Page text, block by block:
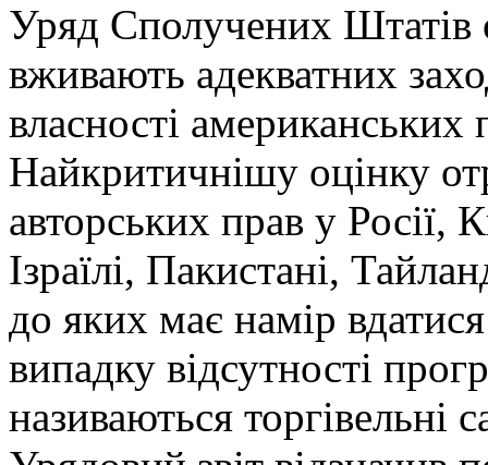
Уряд Сполучених Штатів
вживають адекватних
власності американських
Найкритичнішу оцінку
авторських прав у Росії,
Ізраїлі, Пакистані,
до яких має намір
випадку відсутності
називаються торгівельні